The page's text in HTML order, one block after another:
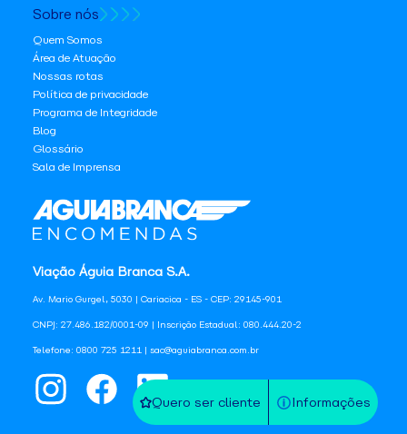
Quero ser cliente Informações
Viação Águia Branca S.A.
Av. Mario Gurgel, 5030 | Cariacica - ES - CEP: 29145-901
CNPJ: 27.486.182/0001-09 | Inscrição Estadual: 080.444.20-2
Telefone: 0800 725 1211 | sac@aguiabranca.com.br
Sobre nós
Quem Somos
Área de Atuação
Nossas rotas
Política de privacidade
Programa de Integridade
Blog
Glossário
Sala de Imprensa